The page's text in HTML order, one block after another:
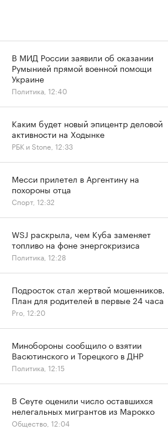
В МИД России заявили об оказании
Румынией прямой военной помощи
Украине
Политика, 12:40
Каким будет новый эпицентр деловой
активности на Ходынке
РБК и Stone, 12:33
Месси прилетел в Аргентину на
похороны отца
Спорт, 12:32
WSJ раскрыла, чем Куба заменяет
топливо на фоне энергокризиса
Политика, 12:28
Подросток стал жертвой мошенников.
План для родителей в первые 24 часа
Pro, 12:20
Минобороны сообщило о взятии
Васютинского и Торецкого в ДНР
Политика, 12:15
В Сеуте оценили число оставшихся
нелегальных мигрантов из Марокко
Общество, 12:04